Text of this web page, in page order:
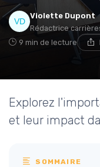
Violette Dupont
Rédactrice
9 min de lecture
Explorez
et leur impact
SOMMAIRE